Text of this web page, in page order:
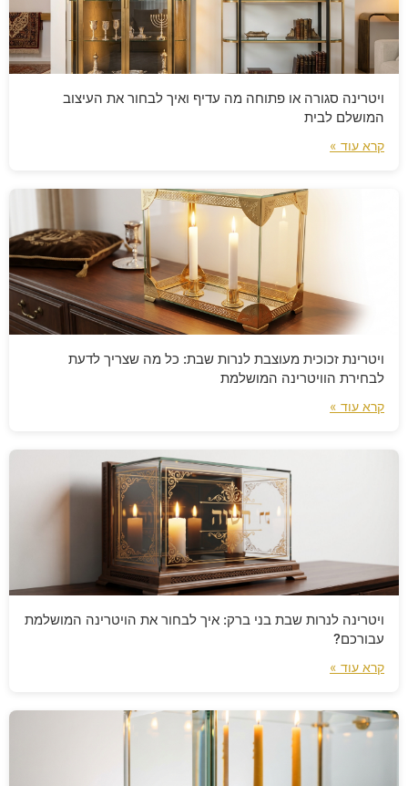
ויטרינה סגורה או פתוחה מה עדיף ואיך לבחור את העיצוב
המושלם לבית
קרא עוד »
ויטרינת זכוכית מעוצבת לנרות שבת: כל מה שצריך לדעת
לבחירת הוויטרינה המושלמת
קרא עוד »
ויטרינה לנרות שבת בני ברק: איך לבחור את הויטרינה המושלמת
עבורכם?
קרא עוד »